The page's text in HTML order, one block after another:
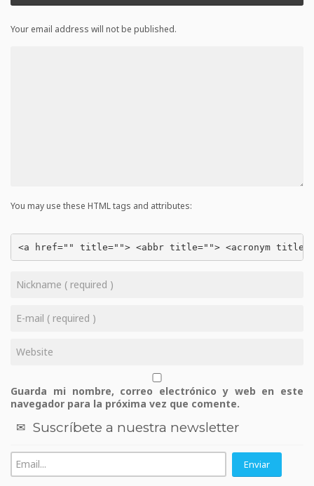
Your email address will not be published.
You may use these HTML tags and attributes:
<a href="" title=""> <abbr title=""> <acronym
Guarda mi nombre, correo electrónico y web en este
navegador para la próxima vez que comente.
Suscríbete a nuestra newsletter